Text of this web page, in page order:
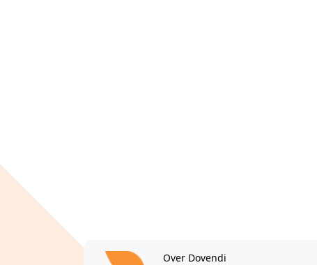
Over Dovendi